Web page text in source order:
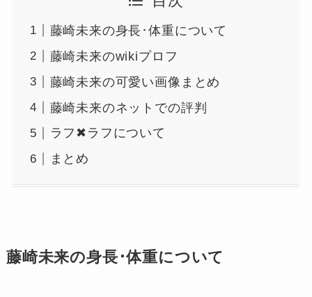
藤崎未来の身長･体重について
藤崎未来のwikiプロフ
藤崎未来の可愛い画像まとめ
藤崎未来のネットでの評判
ラフ✖ラフについて
まとめ
藤崎未来の身長･体重について